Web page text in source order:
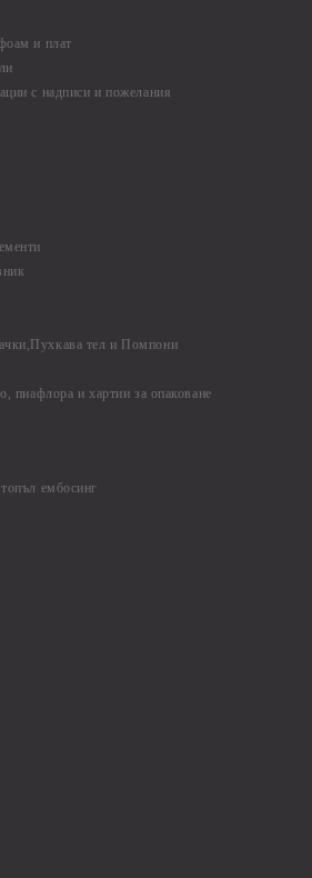
и плат
с надписи и пожелания
тел и Помпони
пиафлора и хартии за опаковане
ембосинг